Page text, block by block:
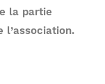
la partie
l’association.